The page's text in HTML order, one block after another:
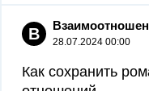
В 28.07.2024 00:00
Как сохранить